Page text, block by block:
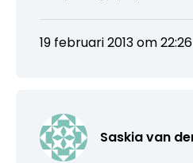
19 februari 2013 om 22:26
Saskia van